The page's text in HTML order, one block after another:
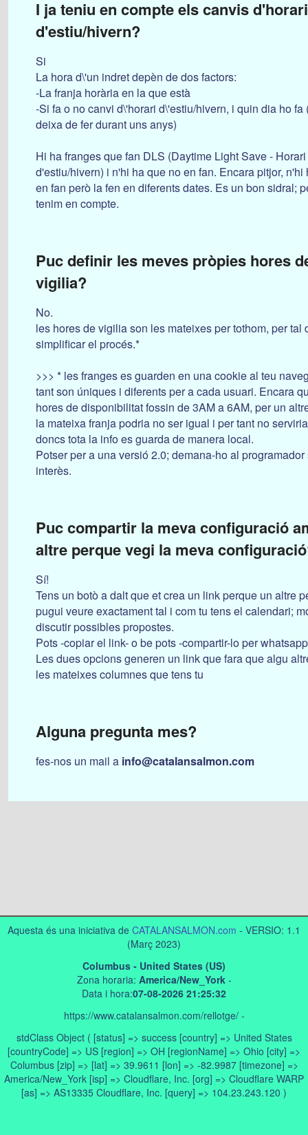
I ja teniu en compte els canvis d'horari
d'estiu/hivern?
Si
La hora d\'un indret depèn de dos factors:
-La franja horària en la que està
-Si fa o no canvi d\'horari d\'estiu/hivern, i quin dia ho fa
deixa de fer durant uns anys)
Hi ha franges que fan DLS (Daytime Light Save - Horari
d'estiu/hivern) i n'hi ha que no en fan. Encara pitjor, n'hi
en fan però la fen en diferents dates. Es un bon sidral;
tenim en compte.
Puc definir les meves pròpies hores
vigilia?
No.
les hores de vigilia son les mateixes per tothom, per tal
simplificar el procés.*
>>> * les franges es guarden en una cookie al teu
tant son úniques i diferents per a cada usuari. Encara
hores de disponibilitat fossin de 3AM a 6AM, per un
la mateixa franja podria no ser igual i per tant no
doncs tota la info es guarda de manera local.
Potser per a una versió 2.0; demana-ho al
interès.
Puc compartir la meva configuració
altre perque vegi la meva
Sí!
Tens un botò a dalt que et crea un link perque un altre
pugui veure exactament tal i com tu tens el calendari;
discutir possibles propostes.
Pots -copiar el link- o be pots -compartir-lo per
Les dues opcions generen un link que fara que algu
les mateixes columnes que tens tu
Alguna pregunta mes?
fes-nos un mail a info@catalansalmon.com
Aquesta és una iniciativa de CATALANSALMON.com - VERSIO: 1.1
(Març 2023)
Columbus - United States (US)
Zona horaria: America/New_York-
Data i hora:07-08-2026 21:25:32
https://www.catalansalmon.com/rellotge/ -
stdClass Object ( [status] => success [country] => United States
[countryCode] => US [region] => OH [regionName] => Ohio [city] =>
Columbus [zip] => [lat] => 39.9611 [lon] => -82.9987 [timezone] =>
America/New_York [isp] => Cloudflare, Inc. [org] => Cloudflare WARP
[as] => AS13335 Cloudflare, Inc. [query] => 104.23.243.120 )